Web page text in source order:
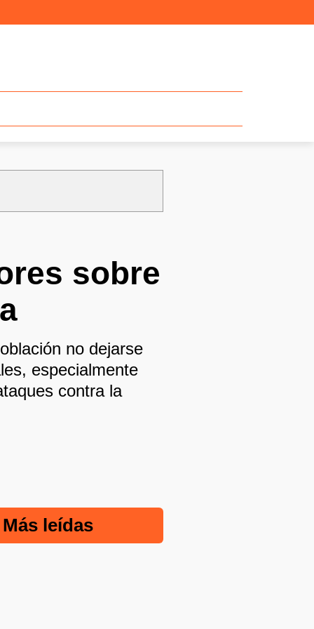
sobre
no dejarse
especialmente
contra la
Más leídas